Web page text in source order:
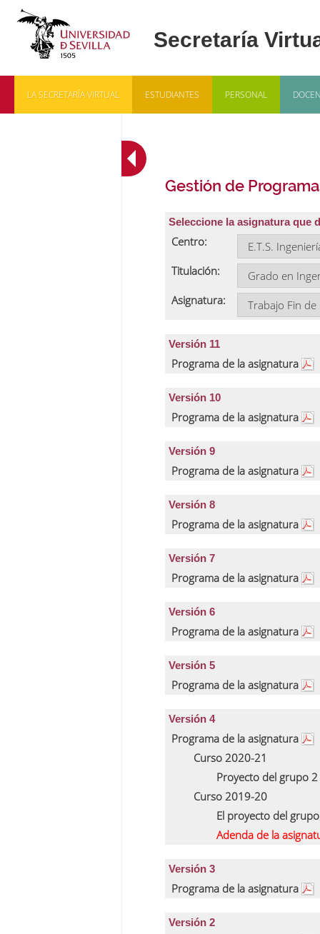
LA SECRETARÍA VIRTUAL ESTUDIANTES PERSONAL
Gestión de
Seleccione la asignatura que
Centro:
Titulación:
Asignatura:
Versión 11
Programa de la asignatura
Versión 10
Programa de la asignatura
Versión 9
Programa de la asignatura
Versión 8
Programa de la asignatura
Versión 7
Programa de la asignatura
Versión 6
Programa de la asignatura
Versión 5
Programa de la asignatura
Versión 4
Programa de la asignatura
Curso 2020-21
Proyecto del grupo 2
Curso 2019-20
El proyecto del
Adenda de la
Versión 3
Programa de la asignatura
Versión 2